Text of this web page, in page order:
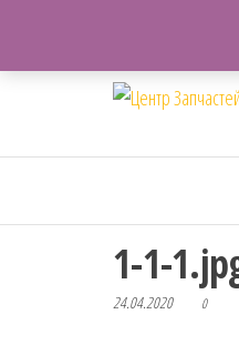
1-1-
24.04.2020 0